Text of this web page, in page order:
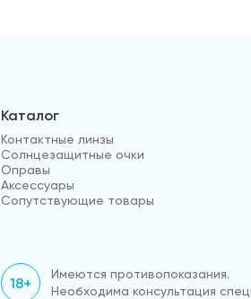
Каталог
Контактные линзы
Солнцезащитные очки
Оправы
Аксессуары
Сопутствующие товары
18+
Имеются противопоказания.
Необходима консультация